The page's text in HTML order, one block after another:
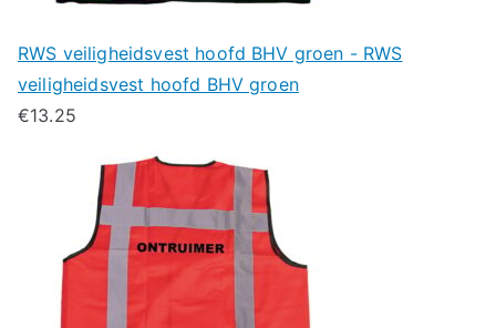
RWS veiligheidsvest hoofd BHV groen - RWS
veiligheidsvest hoofd BHV groen
€13.25